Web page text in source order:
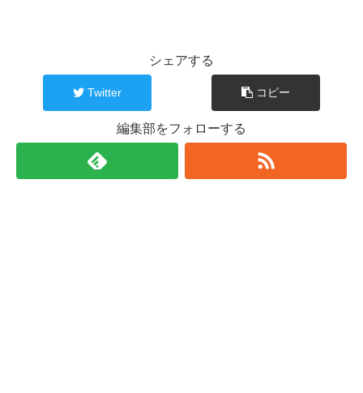
シェアする
Twitter コピー
編集部をフォローする